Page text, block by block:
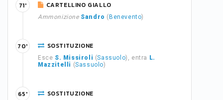
CARTELLINO GIALLO
Ammonizione Sandro ( Benevento)
71'
SOSTITUZIONE
Esce S. Missiroli (Sassuolo), entra
L.
Mazzitelli (Sassuolo)
70'
SOSTITUZIONE
65'